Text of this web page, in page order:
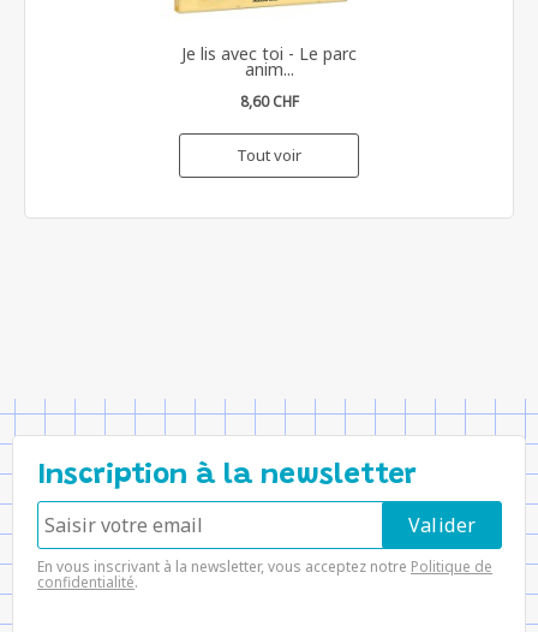
Je lis avec toi - Le parc
anim...
8,60 CHF
Tout voir
Inscription à la newsletter
En vous inscrivant à la newsletter, vous acceptez notre Politique de
confidentialité.